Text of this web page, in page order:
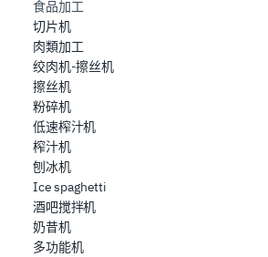
食品加工
切片机
肉類加工
绞肉机-擦丝机
擦丝机
粉碎机
低速榨汁机
榨汁机
刨冰机
Ice spaghetti
酒吧搅拌机
奶昔机
多功能机